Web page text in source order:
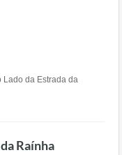
Lado da Estrada da
Raínha